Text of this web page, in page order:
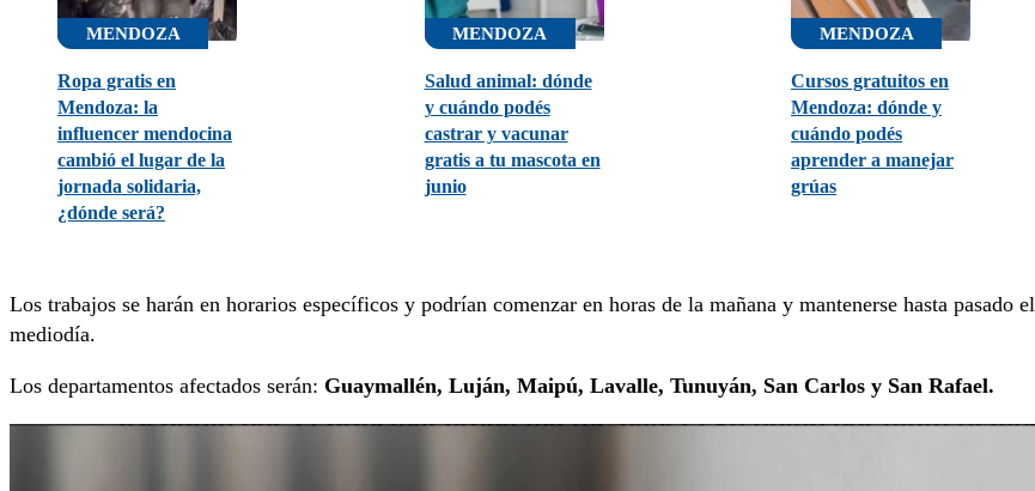
MENDOZA
Ropa gratis en
Mendoza: la
influencer mendocina
cambió el lugar de la
jornada solidaria,
¿dónde será?
MENDOZA
Salud animal: dónde
y cuándo podés
castrar y vacunar
gratis a tu mascota en
junio
MENDOZA
Cursos gratuitos en
Mendoza: dónde y
cuándo podés
aprender a manejar
grúas
Los trabajos se harán en horarios específicos y podrían comenzar en horas de la mañana y mantenerse hasta pasado el
mediodía.
Los departamentos afectados serán: Guaymallén, Luján, Maipú, Lavalle, Tunuyán, San Carlos y San Rafael.